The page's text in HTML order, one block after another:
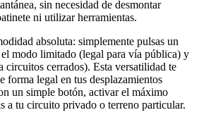
sin necesidad de desmontar
ni utilizar herramientas.
absoluta: simplemente pulsas un
modo limitado (legal para vía pública) y
circuitos cerrados). Esta versatilidad te
forma legal en tus desplazamientos
un simple botón, activar el máximo
a tu circuito privado o terreno particular.